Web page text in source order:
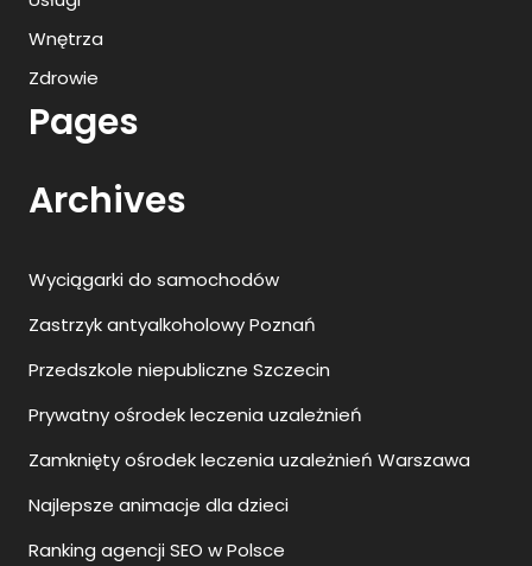
Wnętrza
Zdrowie
Pages
Archives
Wyciągarki do samochodów
Zastrzyk antyalkoholowy Poznań
Przedszkole niepubliczne Szczecin
Prywatny ośrodek leczenia uzależnień
Zamknięty ośrodek leczenia uzależnień Warszawa
Najlepsze animacje dla dzieci
Ranking agencji SEO w Polsce